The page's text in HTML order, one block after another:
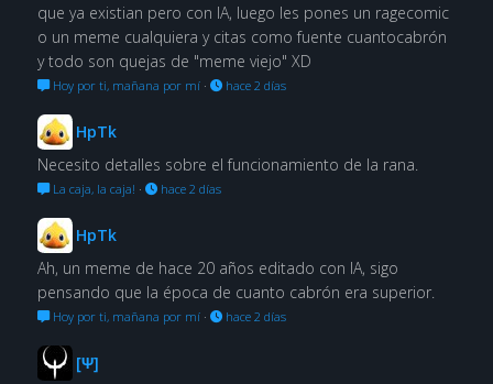
que ya existian pero con IA, luego les pones un ragecomic
o un meme cualquiera y citas como fuente cuantocabrón
y todo son quejas de "meme viejo" XD
Hoy por ti, mañana por mí· hace 2 días
HpTk
Necesito detalles sobre el funcionamiento de la rana.
La caja, la caja! · hace 2 días
HpTk
Ah, un meme de hace 20 años editado con IA, sigo
pensando que la época de cuanto cabrón era superior.
Hoy por ti, mañana por mí· hace 2 días
[Ψ]